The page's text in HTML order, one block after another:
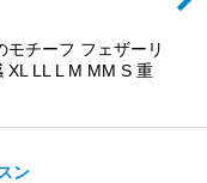
モチーフ フェザーリ
XL LL L M MM S 重
ン